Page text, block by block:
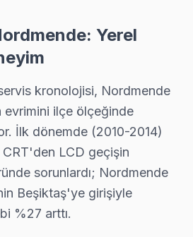
Servisleri Yerel
kronolojisi, Nordmende
evrimini ilçe ölçeğinde
İlk dönemde (2010-2014)
CRT'den LCD geçişin
sorunlardı; Nordmende
Beşiktaş'ye girişiyle
%27 arttı.